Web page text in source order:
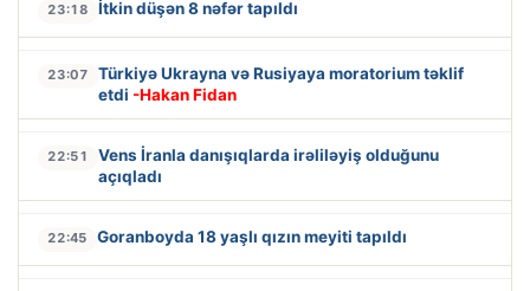
23:18 İtkin düşən 8 nəfər tapıldı
23:07
Türkiyə Ukrayna və Rusiyaya moratorium təklif
etdi -Hakan Fidan
22:51
Vens İranla danışıqlarda irəliləyiş olduğunu
açıqladı
22:45 Goranboyda 18 yaşlı qızın meyiti tapıldı